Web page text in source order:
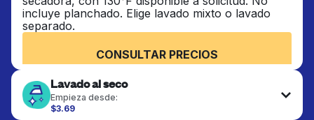
incluye planchado. Elige lavado mixto o lavado
separado.
CONSULTAR PRECIOS
Lavado al seco
Empieza desde:
$3.69